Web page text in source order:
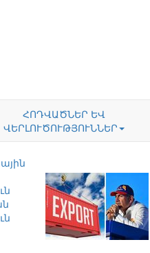
ՀՈԴՎԱԾՆԵՐ ԵՎ
ՎԵՐԼՈՒԾՈՒԹՅՈՒՆՆԵՐ